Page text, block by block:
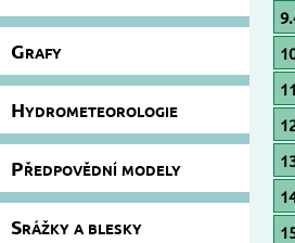
Grafy
Hydrometeorologie
Předpovědní modely
Srážky a blesky